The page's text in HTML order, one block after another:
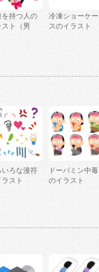
を持つ人の
スト（男
冷凍ショーケー
スのイラスト
いろな漫符
ラスト
ドーパミン中毒
のイラスト